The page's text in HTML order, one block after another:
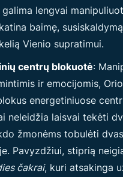
lengvai
baimę,
Vienio supratimui.
centrų blokuotė:
ir emocijomis,
energetiniuose
neleidžia laisvai tekėti
žmonėms tobulėti
Pavyzdžiui, stiprią
čakrai, kuri atsakinga